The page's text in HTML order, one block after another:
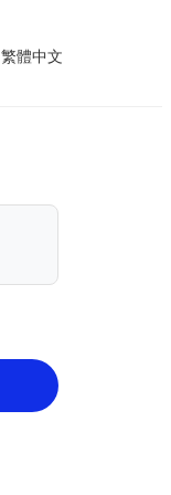
繁體中文